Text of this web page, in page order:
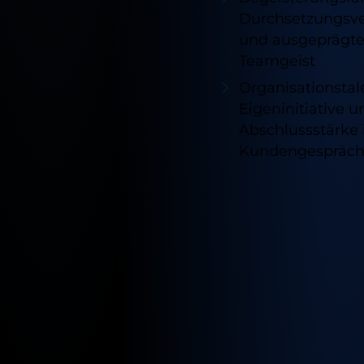
und
Teamgeist
Eigeninitiative
Abschlussstärke
Kundengespräch